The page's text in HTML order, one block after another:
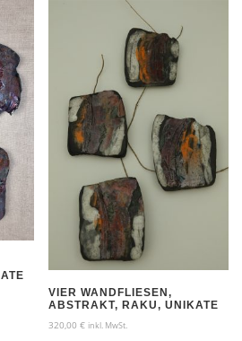
VIER WANDFLIESEN,
ABSTRAKT, RAKU, UNIKATE
320,00€ inkl. MwSt.